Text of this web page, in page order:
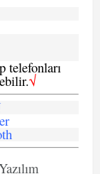
telefonları
√